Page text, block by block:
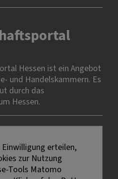
Hessen ist ein Angebot
und Handelskammern. Es
durch das
Hessen.
Einwilligung erteilen,
zur Nutzung
Tools Matomo